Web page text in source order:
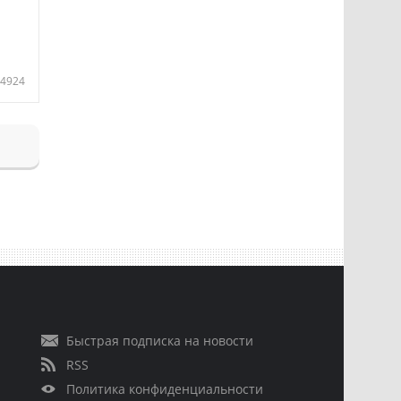
4924
Быстрая подписка на новости
RSS
Политика конфиденциальности